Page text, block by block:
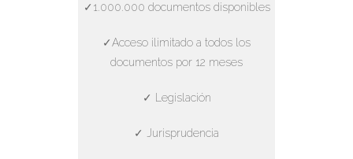
✓1.000.000 documentos disponibles
✓Acceso ilimitado a todos los
documentos por 12 meses
✓ Legislación
✓ Jurisprudencia